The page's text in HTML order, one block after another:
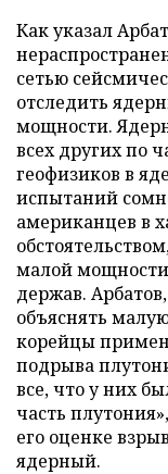
Как указал
сетью
отследить
мощности.
всех других по
геофизиков в
испытаний
американцев в
малой
держав.
объяснять
корейцы
подрыва
все, что у них
часть
его оценке
ядерный.